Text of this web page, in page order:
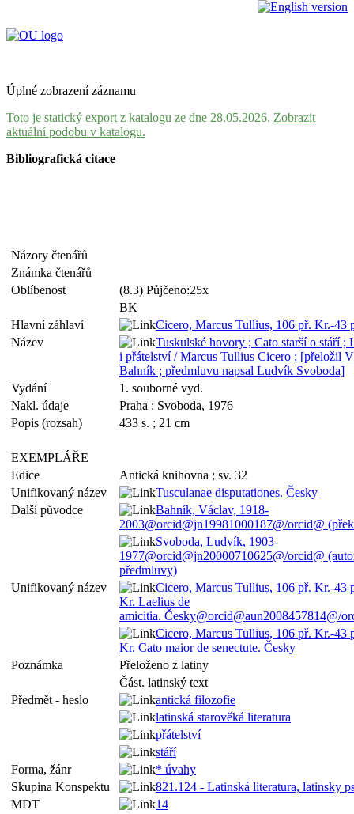
Úplné zobrazení záznamu
Toto je statický export z katalogu ze dne 28.05.2026. Zobrazit
aktuální podobu v katalogu.
Bibliografická citace
Názory čtenářů
Známka čtenářů
Oblíbenost
(8.3) Půjčeno:25x
BK
Hlavní záhlaví
Cicero, Marcus Tullius, 106 př. Kr.-43
Název
Tuskulské hovory ; Cato starší o stáří ;
i přátelství / Marcus Tullius Cicero ; [přeložil
Bahník ; předmluvu napsal Ludvík Svoboda]
Vydání
1. souborné vyd.
Nakl. údaje
Praha : Svoboda, 1976
Popis (rozsah)
433 s. ; 21 cm
EXEMPLÁŘE
Edice
Antická knihovna ; sv. 32
Unifikovaný název
Tusculanae disputationes. Česky
Další původce
Bahník, Václav, 1918-
2003@orcid@jn19981000187@/orcid@
Svoboda, Ludvík, 1903-
1977@orcid@jn20000710625@/orcid@
předmluvy)
Unifikovaný název
Cicero, Marcus Tullius, 106 př. Kr.-43
Kr. Laelius de
amicitia. Česky@orcid@aun2008457814@/
Cicero, Marcus Tullius, 106 př. Kr.-43
Kr. Cato maior de senectute. Česky
Poznámka
Přeloženo z latiny
Část. latinský text
Předmět - heslo
antická filozofie
latinská starověká literatura
přátelství
stáří
Forma, žánr
* úvahy
Skupina Konspektu
821.124 - Latinská literatura, latinsky
MDT
14